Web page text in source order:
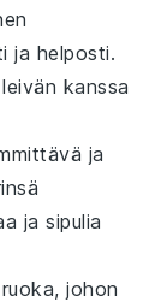
ja helposti.
kanssa
ja
jasipulia
johon